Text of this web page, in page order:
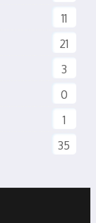
11
21
3
0
1
35